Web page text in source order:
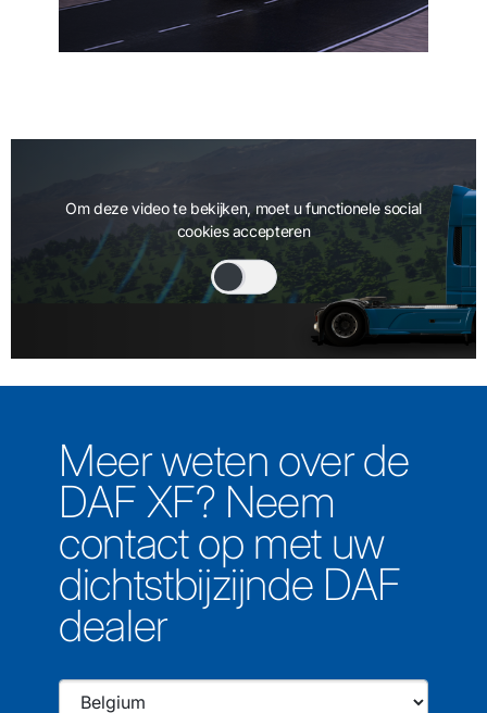
Om deze video te bekijken, moet u functionele social
cookies accepteren
Meer weten over de
DAF XF? Neem
contact op met uw
dichtstbijzijnde DAF
dealer